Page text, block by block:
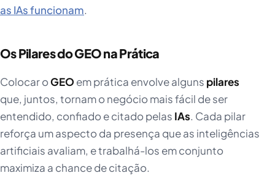
as IAs funcionam.
Os Pilares do GEO na Prática
Colocar oGEO em prática envolve alguns pilares
que, juntos, tornam o negócio mais fácil de ser
entendido, confiado e citado pelas IAs. Cada pilar
reforça um aspecto da presença que as inteligências
artificiais avaliam, e trabalhá-los em conjunto
maximiza a chance de citação.